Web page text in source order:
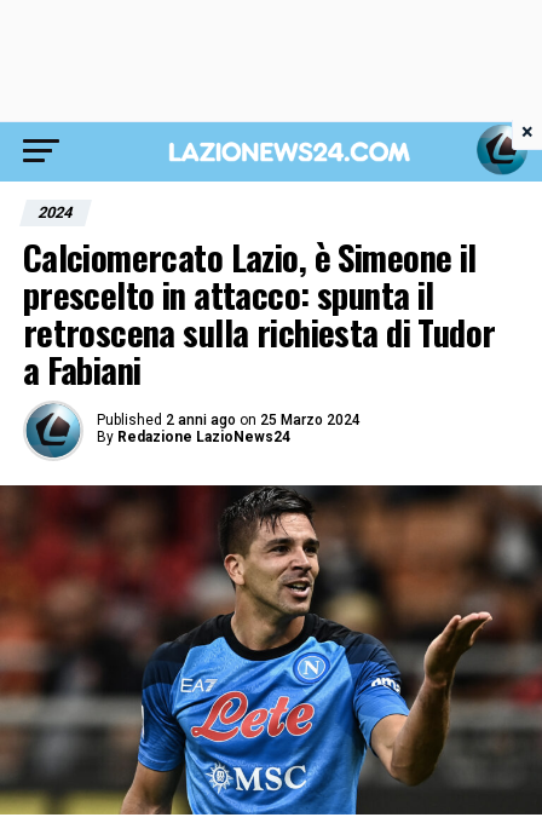
2024
Calciomercato Lazio, è Simeone il
prescelto in attacco: spunta il
retroscena sulla richiesta di Tudor
a Fabiani
Published 2 anni ago on 25 Marzo 2024
By Redazione LazioNews24
×